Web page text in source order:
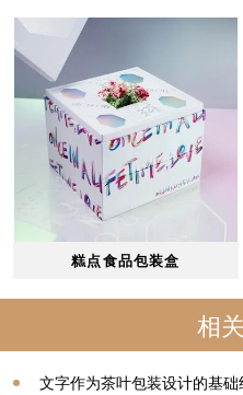
糕点食品包装盒
相
文字作为茶叶包装设计的基